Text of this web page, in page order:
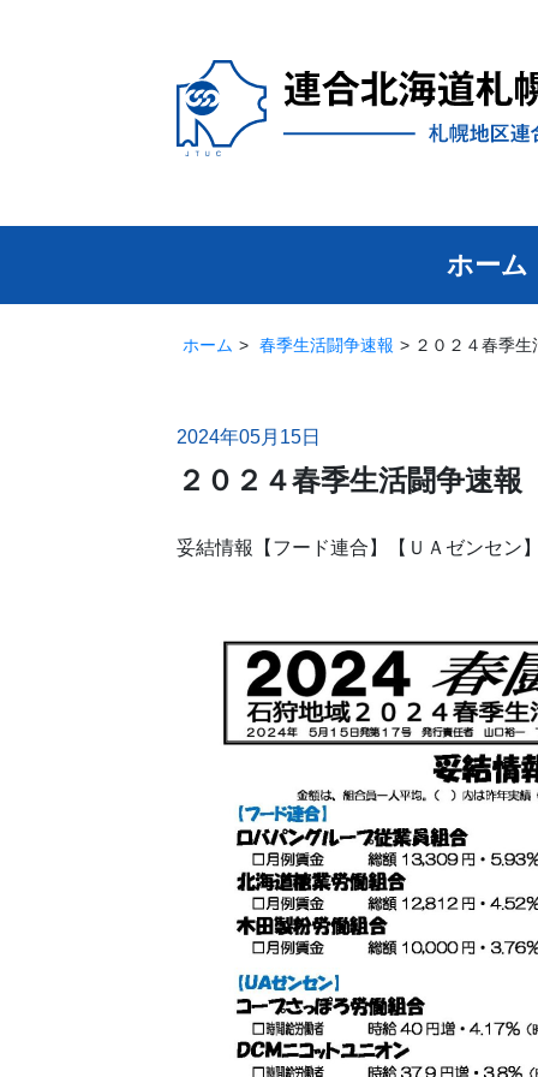
ホーム
ホーム 春季生活闘争速報 ２０２４春季
2024年05月15日
２０２４春季生活闘争速
妥結情報【フード連合】【ＵＡゼンセン